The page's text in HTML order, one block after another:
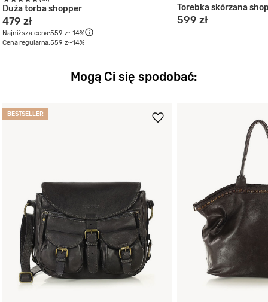
Duża torba shopper
479 zł
Najniższa cena:559 zł-14%
Cena regularna:559 zł-14%
Torebka skórzana
599 zł
Mogą Ci się spodobać:
BESTSELLER